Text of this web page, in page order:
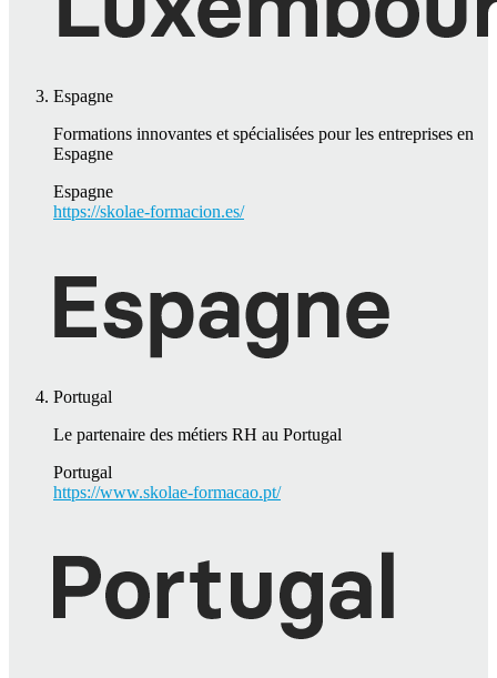
Espagne
Formations innovantes et spécialisées pour les entreprises en
Espagne
Espagne
https://skolae-formacion.es/
Portugal
Le partenaire des métiers RH au Portugal
Portugal
https://www.skolae-formacao.pt/